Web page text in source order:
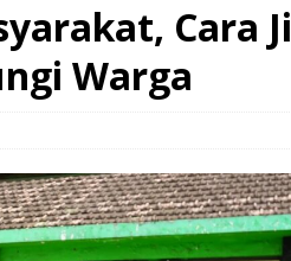
Cara
Warga